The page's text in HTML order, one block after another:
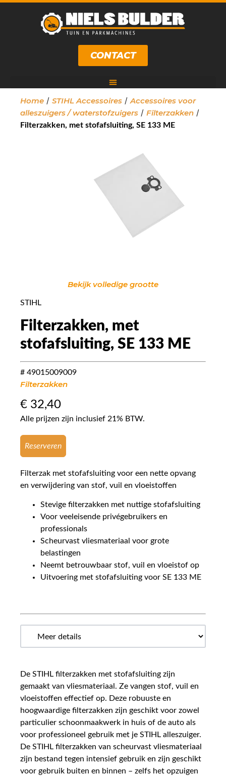
CONTACT
Home / STIHL Accessoires / Accessoires voor
alleszuigers / waterstofzuigers / Filterzakken /
Filterzakken, met stofafsluiting, SE 133 ME
Bekijk volledige grootte
STIHL
Filterzakken, met
stofafsluiting, SE 133 ME
# 49015009009
Filterzakken
€ 32,40
Alle prijzen zijn inclusief 21% BTW.
Reserveren
Filterzak met stofafsluiting voor een nette opvang
en verwijdering van stof, vuil en vloeistoffen
Stevige filterzakken met nuttige stofafsluiting
Voor veeleisende privégebruikers en
professionals
Scheurvast vliesmateriaal voor grote
belastingen
Neemt betrouwbaar stof, vuil en vloeistof op
Uitvoering met stofafsluiting voor SE 133 ME
De STIHL filterzakken met stofafsluiting zijn
gemaakt van vliesmateriaal. Ze vangen stof, vuil en
vloeistoffen effectief op. Deze robuuste en
hoogwaardige filterzakken zijn geschikt voor zowel
particulier schoonmaakwerk in huis of de auto als
voor professioneel gebruik met je STIHL alleszuiger.
De STIHL filterzakken van scheurvast vliesmateriaal
zijn bestand tegen intensief gebruik en zijn geschikt
voor gebruik buiten en binnen – zelfs het opzuigen